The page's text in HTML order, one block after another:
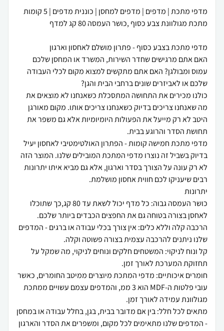
מדפי מתכת | מדפים | מדפים למחסן | כוננית מדפים | 5 קומות
האם אתם מרגישים שחדר השירות, המשרד או המחסן שלכם
עמוס ומבולגן? האם אתם מתקשים למצוא מקום לכלי העבודה
כולנו מכירים את התחושה המתסכלת כשאנחנו לא מוצאים את
מה שאנחנו צריכים בדיוק כשאנחנו צריכים אותו. מקום מאורגן
היטב לא רק מייעל את הפעולות היומיומיות אלא גם משפר את
בדיוק בשביל זה נוצרו מדפי המתכת המובילים שלנו. המוצר הזה
לא רק עונה על הצורך בסדר וארגון, אלא גם מביא איתו יתרונות
כושר העמסה גבוה: כל מדף יכול לשאת עד 80 קג,כך שתוכלו
הרכבה קלה וללא כלים: אין צורך בכלי עבודה או ברגים - המדפים
קל ונוח לניקוי: המשטחים חלקים ונוחים לניקוי, מה שמקל על
חומרים איכותיים: מדפי המתכת מיוצרים ממיטב החומרים, כאשר
עובי פלטות ה-MDF הוא 3 ממ, והמדפים עצמם עשויים ממתכת
מתאים לכל חלל: בין אם מדובר בבית, בגן, בחלל עבודה או במחסן
- המדפים שלנו מתאימים לכל מקום, ומשפרים את הסדר והארגון